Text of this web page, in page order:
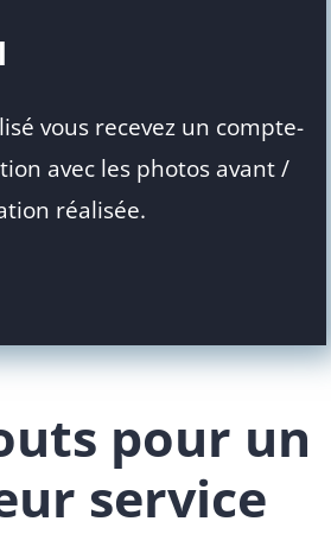
vous recevez un compte-
avec les photos avant /
réalisée.
pour un
service